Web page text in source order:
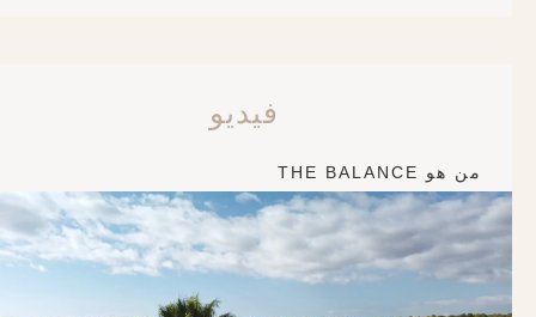
فيديو
من هو THE BALANCE